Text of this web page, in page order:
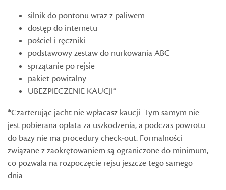
silnik do pontonu wraz z paliwem
dostęp do internetu
pościel i ręczniki
podstawowy zestaw do nurkowania ABC
sprzątanie po rejsie
pakiet powitalny
UBEZPIECZENIE KAUCJI*
*Czarterując jacht nie wpłacasz kaucji. Tym samym nie
jest pobierana opłata za uszkodzenia, a podczas powrotu
do bazy nie ma procedury check-out. Formalności
związane z zaokrętowaniem są ograniczone do minimum,
co pozwala na rozpoczęcie rejsu jeszcze tego samego
dnia.